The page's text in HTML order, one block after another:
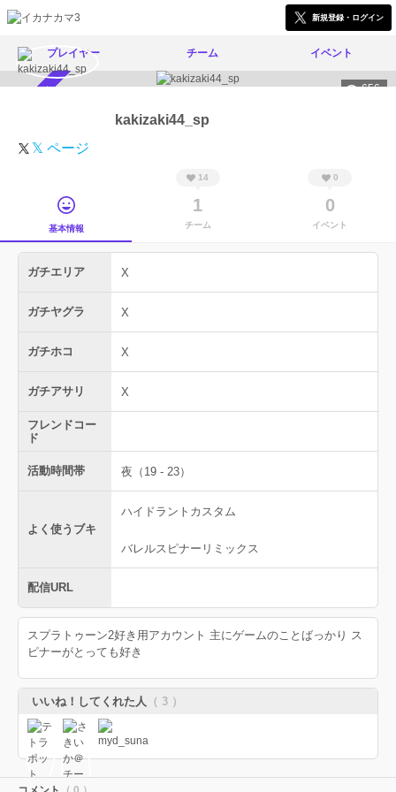
新規登録・ログイン
プレイヤー チーム イベント
656
kakizaki44_sp
𝕏 ページ
基本情報
14
1
チーム
0
0
イベント
ガチエリア X
ガチヤグラ X
ガチホコ X
ガチアサリ X
フレンドコー
ド
活動時間帯 夜（19 - 23）
よく使うブキ
ハイドラントカスタム
バレルスピナーリミックス
配信URL
スプラトゥーン2好き用アカウント 主にゲームのことばっかり ス
ピナーがとっても好き
いいね！してくれた人 （ 3 ）